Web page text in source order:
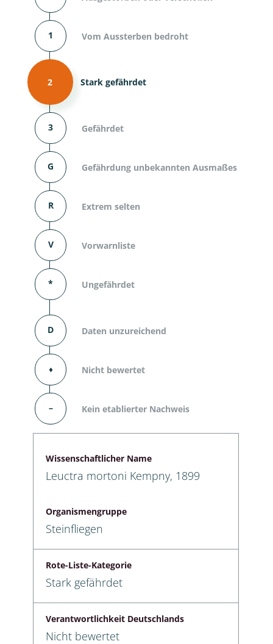
1 Vom Aussterben bedroht
2 Stark gefährdet
3 Gefährdet
G Gefährdung unbekannten Ausmaßes
R Extrem selten
V Vorwarnliste
* Ungefährdet
D Daten unzureichend
⬧ Nicht bewertet
– Kein etablierter Nachweis
Wissenschaftlicher Name
Leuctra mortoni Kempny, 1899
Organismengruppe
Steinfliegen
Rote-Liste-Kategorie
Stark gefährdet
Verantwortlichkeit Deutschlands
Nicht bewertet